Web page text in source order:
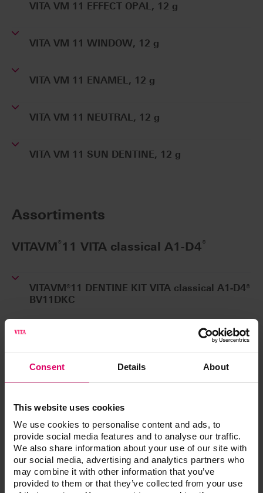
Consent Details About
This website uses cookies
We use cookies to personalise content and ads, to
provide social media features and to analyse our traffic.
We also share information about your use of our site with
our social media, advertising and analytics partners who
may combine it with other information that you’ve
provided to them or that they’ve collected from your use
VITA VM 11 EFFECT OPAL, 12 g
VITA VM 11 WINDOW, 12 g
VITA VM 11 ENAMEL, 12 g
VITA VM 11 NEUTRAL, 12 g
VITA VM 11 SUN DENTINE, 12 g
Assortiments
VITAVM®11 VITA classical A1-D4®
VITAVM®11 DENTINE KIT VITA classical A1-D4®
BV11DKC
VITAVM
11 VITA SYSTEM 3D-
MASTER®
MASTER®
BV11DK